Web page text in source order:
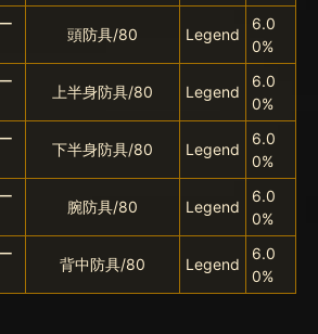
頭防具/80 Legend
6.0
0%
上半身防具/80 Legend
6.0
0%
下半身防具/80 Legend
6.0
0%
腕防具/80 Legend
6.0
0%
背中防具/80 Legend
6.0
0%